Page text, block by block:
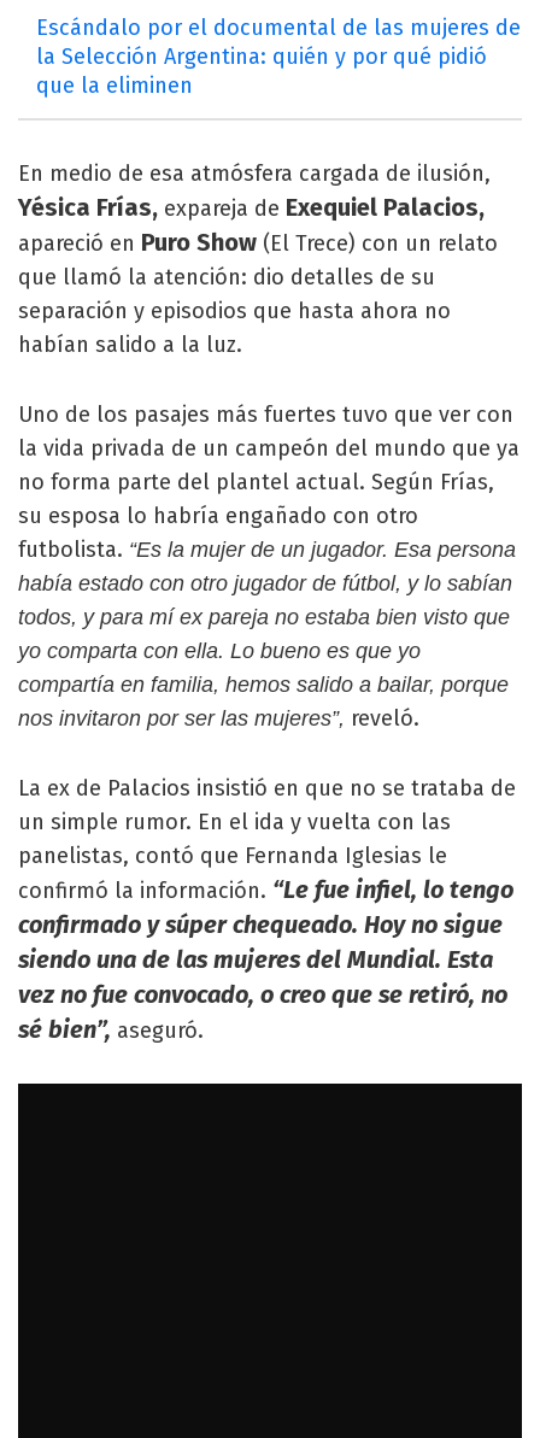
Escándalo por el documental de las mujeres de
la Selección Argentina: quién y por qué pidió
que la eliminen
En medio de esa atmósfera cargada de ilusión,
Yésica Frías, expareja de Exequiel Palacios,
apareció en Puro Show (El Trece) con un relato
que llamó la atención: dio detalles de su
separación y episodios que hasta ahora no
habían salido a la luz.
Uno de los pasajes más fuertes tuvo que ver con
la vida privada de un campeón del mundo que ya
no forma parte del plantel actual. Según Frías,
su esposa lo habría engañado con otro
futbolista. “Es la mujer de un jugador. Esa persona
había estado con otro jugador de fútbol, y lo sabían
todos, y para mí ex pareja no estaba bien visto que
yo comparta con ella. Lo bueno es que yo
compartía en familia, hemos salido a bailar, porque
nos invitaron por ser las mujeres”, reveló.
La ex de Palacios insistió en que no se trataba de
un simple rumor. En el ida y vuelta con las
panelistas, contó que Fernanda Iglesias le
confirmó la información. “Le fue infiel, lo tengo
confirmado y súper chequeado. Hoy no sigue
siendo una de las mujeres del Mundial. Esta
vez no fue convocado, o creo que se retiró, no
sé bien”, aseguró.